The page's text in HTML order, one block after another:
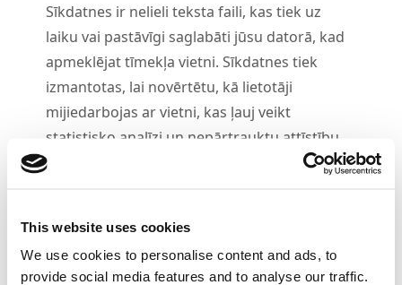
This website uses cookies
We use cookies to personalise content and ads, to
provide social media features and to analyse our traffic.
Sīkdatnes ir nelieli teksta faili, kas tiek uz
laiku vai pastāvīgi saglabāti jūsu datorā, kad
apmeklējat tīmekļa vietni. Sīkdatnes tiek
izmantotas, lai novērtētu, kā lietotāji
mijiedarbojas ar vietni, kas ļauj veikt
statistisko analīzi un nepārtrauktu attīstību.
2. Atslēgtas sīkdatnes
iestatījumos. Atsevišķas vietnes sadaļas var
kļūt nepieejamas, ja sīkdatnes ir atspējotas.